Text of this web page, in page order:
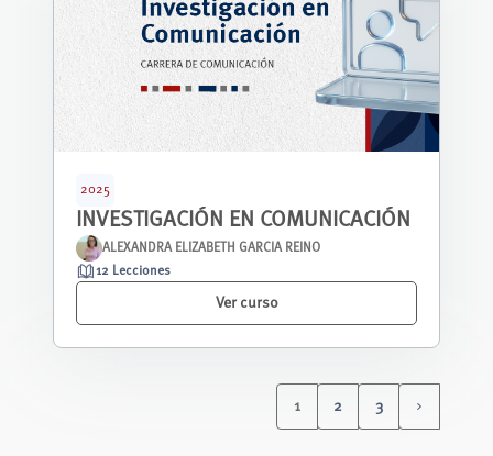
2025
INVESTIGACIÓN EN COMUNICACIÓN
ALEXANDRA ELIZABETH GARCIA REINO
12 Lecciones
Ver curso
1 2 3